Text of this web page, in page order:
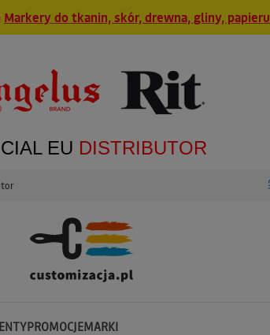
Markery do tkanin, skór, drewna, gliny, papieru
EU DISTRIBUTOR
PROMOCJEMARKI